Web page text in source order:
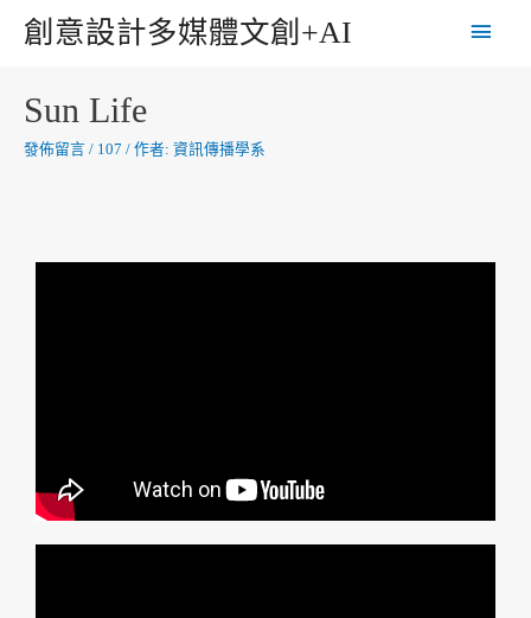
創意設計多媒體文創+AI
Sun Life
發佈留言 / 107 / 作者: 資訊傳播學系